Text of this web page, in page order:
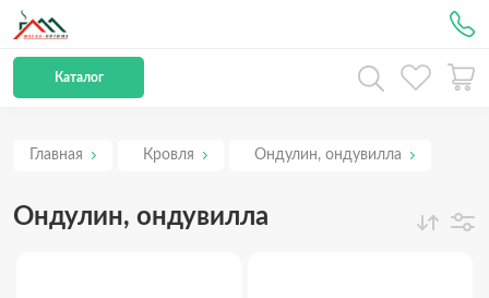
Каталог
Главная Кровля Ондулин, ондувилла
Ондулин, ондувилла